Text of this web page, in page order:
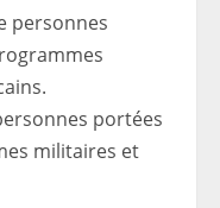
portées
militaires et